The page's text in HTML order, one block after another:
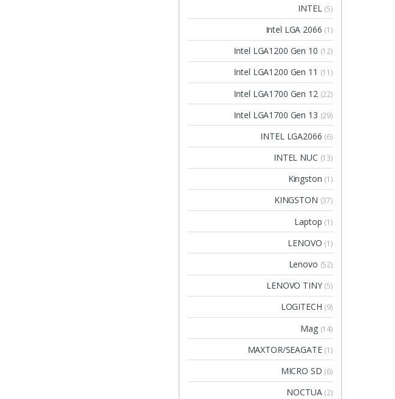
INTEL (5)
Intel LGA 2066 (1)
Intel LGA1200 Gen 10 (12)
Intel LGA1200 Gen 11 (11)
Intel LGA1700 Gen 12 (22)
Intel LGA1700 Gen 13 (29)
INTEL LGA2066 (6)
INTEL NUC (13)
Kingston (1)
KINGSTON (37)
Laptop (1)
LENOVO (1)
Lenovo (52)
LENOVO TINY (5)
LOGITECH (9)
Mag (14)
MAXTOR/SEAGATE (1)
MICRO SD (6)
NOCTUA (2)